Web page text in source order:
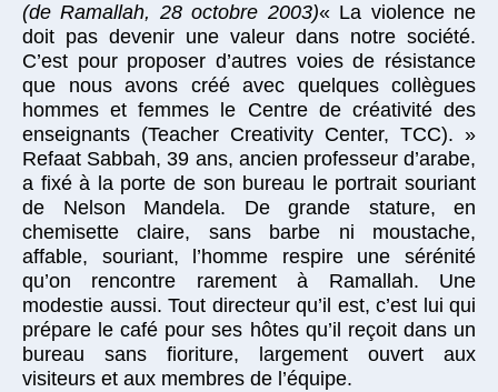
(de Ramallah, 28 octobre 2003)« La violence ne
doit pas devenir une valeur dans notre société.
C’est pour proposer d’autres voies de résistance
que nous avons créé avec quelques collègues
hommes et femmes le Centre de créativité des
enseignants (Teacher Creativity Center, TCC). »
Refaat Sabbah, 39 ans, ancien professeur d’arabe,
a fixé à la porte de son bureau le portrait souriant
de Nelson Mandela. De grande stature, en
chemisette claire, sans barbe ni moustache,
affable, souriant, l’homme respire une sérénité
qu’on rencontre rarement à Ramallah. Une
modestie aussi. Tout directeur qu’il est, c’est lui qui
prépare le café pour ses hôtes qu’il reçoit dans un
bureau sans fioriture, largement ouvert aux
visiteurs et aux membres de l’équipe.